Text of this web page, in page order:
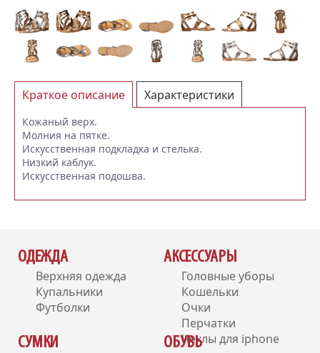
Краткое описание
Кожаный верх.
Молния на пятке.
Искусственная подкладка и стелька.
Низкий каблук.
Искусственная подошва.
Характеристики
Отзывы (1)
ОДЕЖДА
Верхняя одежда
Купальники
Футболки
АКСЕССУАРЫ
Головные уборы
Кошельки
Очки
Перчатки
Чехлы для iphone
СУМКИ ОБУВЬ